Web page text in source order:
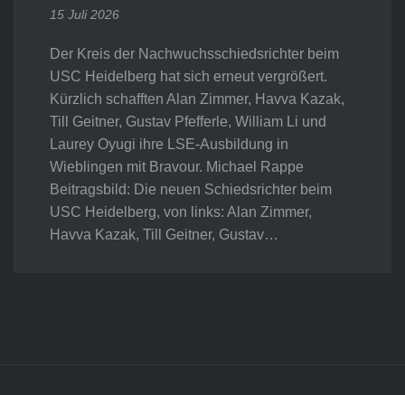
15 Juli 2026
Der Kreis der Nachwuchsschiedsrichter beim
USC Heidelberg hat sich erneut vergrößert.
Kürzlich schafften Alan Zimmer, Havva Kazak,
Till Geitner, Gustav Pfefferle, William Li und
Laurey Oyugi ihre LSE-Ausbildung in
Wieblingen mit Bravour. Michael Rappe
Beitragsbild: Die neuen Schiedsrichter beim
USC Heidelberg, von links: Alan Zimmer,
Havva Kazak, Till Geitner, Gustav…